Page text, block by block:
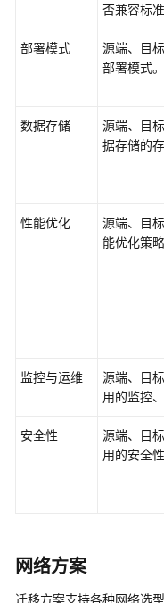
MRS
践
据
据
否兼容标准
部署模式
源端、目
部署模式。
数据存储
源端、目
据存储的存
性能优化
源端、目
能优化策略
监控与运维
源端、目
用的监控
安全性
源端、目
用的安全性
网络方案
迁移方案支持各种网络选